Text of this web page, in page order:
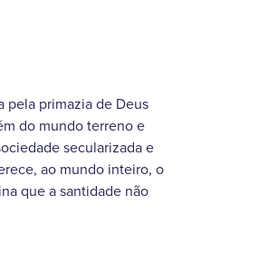
pela primazia de Deus
do mundo terreno e
secularizada e
ao mundo inteiro, o
que a santidade não